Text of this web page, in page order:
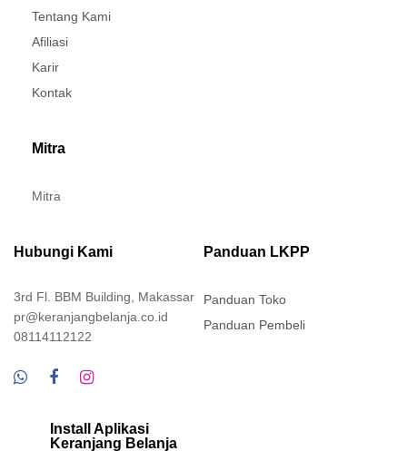
Tentang Kami
Afiliasi
Karir
Kontak
Mitra
Mitra
Hubungi Kami
3rd Fl. BBM Building, Makassar
pr@keranjangbelanja.co.id
08114112122
Panduan LKPP
Panduan Toko
Panduan Pembeli
Install Aplikasi
Keranjang Belanja